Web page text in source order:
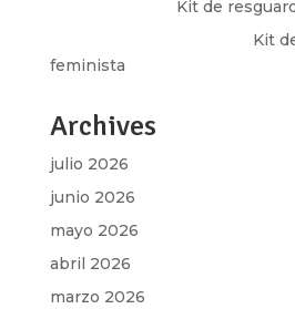
Kit de
Kit
feminista
Archives
julio 2026
junio 2026
mayo 2026
abril 2026
marzo 2026